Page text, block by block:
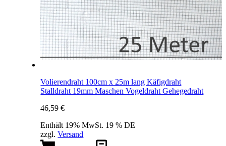
Volierendraht 100cm x 25m lang Käfigdraht
Stalldraht 19mm Maschen Vogeldraht Gehegedraht
46,59€
Enthält 19% MwSt. 19 % DE
zzgl.Versand